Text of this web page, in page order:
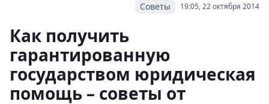
19:05, 22 октября 2014
Советы
Как получить
гарантированную
государством юридическая
помощь – советы от